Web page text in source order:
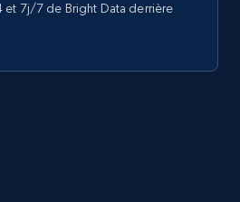
et 7j/7 de Bright Data derrière